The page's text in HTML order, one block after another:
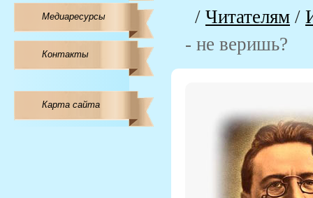
Медиаресурсы
Контакты
Карта сайта
/ Читателям /
- не веришь?